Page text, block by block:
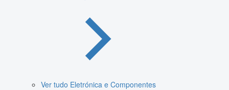
Ver tudo Eletrónica e Componentes